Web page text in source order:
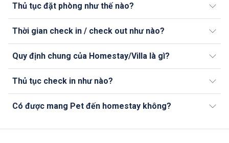
Thủ tục đặt phòng như thế nào?
Thời gian check in / check out như nào?
Quy định chung của Homestay/Villa là gì?
Thủ tục check in như nào?
Có được mang Pet đến homestay không?